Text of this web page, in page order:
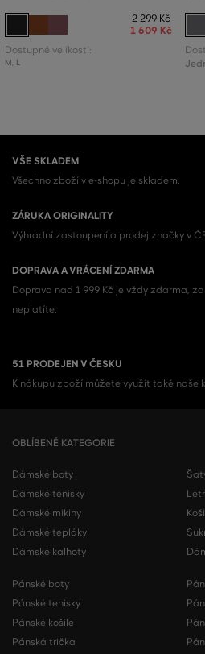
2 299 Kč
1 609 Kč
Dostupné velikosti:
M, L
VŠE SKLADEM
Všechno zboží v e-shopu je skladem.
ZÁRUKA ORIGINALITY
Výhradní zastoupení a prodej značky v
DOPRAVA A VRÁCENÍ ZDARMA
Doprava nad 1 999 Kč je vždy zdarma,
neplatíte.
51 PRODEJEN V ČESKU
K nákupu zboží můžete využít také naše
OBLÍBENÉ KATEGORIE
Dámské boty
Dámské tenisky
Dámské mikiny
Dámské tepláky
Dámské kalhoty
Pánské boty
Pánské tenisky
Pánské košile
Pánská trička